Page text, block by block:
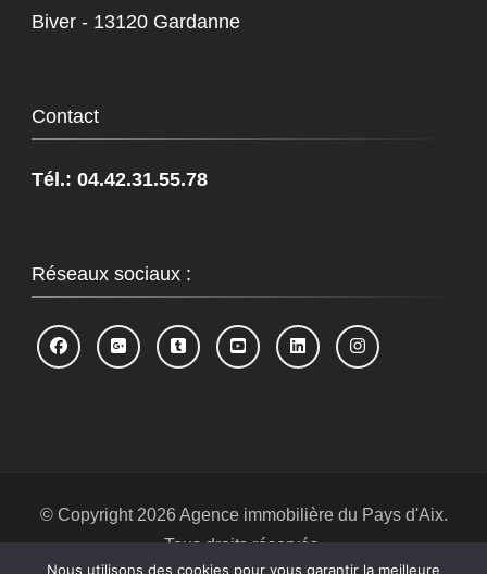
Biver - 13120 Gardanne
Contact
Tél.: 04.42.31.55.78
Réseaux sociaux :
© Copyright 2026 Agence immobilière du Pays d'Aix.
Tous droits réservés.
Nous utilisons des cookies pour vous garantir la meilleure